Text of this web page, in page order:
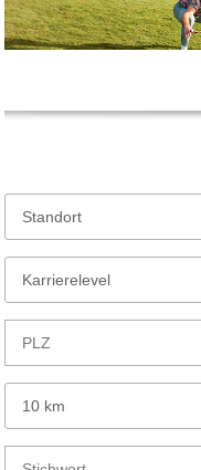
Standort
Karrierelevel
10 km